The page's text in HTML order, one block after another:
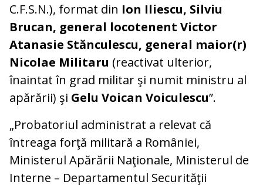
C.F.S.N.), format din Ion Iliescu, Silviu
Brucan, general locotenent Victor
Atanasie Stănculescu, general maior(r)
Nicolae Militaru (reactivat ulterior,
înaintat în grad militar şi numit ministru al
apărării) şi Gelu Voican Voiculescu”.
„Probatoriul administrat a relevat că
întreaga forţă militară a României,
Ministerul Apărării Naţionale, Ministerul de
Interne – Departamentul Securităţii